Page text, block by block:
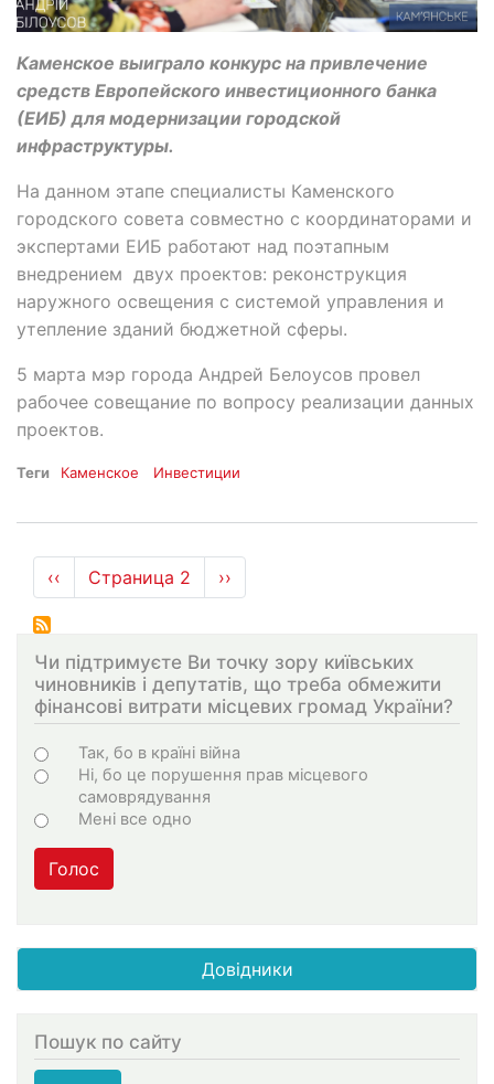
Каменское выиграло конкурс на привлечение
средств Европейского инвестиционного банка
(ЕИБ) для модернизации городской
инфраструктуры.
На данном этапе специалисты Каменского
городского совета совместно с координаторами и
экспертами ЕИБ работают над поэтапным
внедрением двух проектов: реконструкция
наружного освещения с системой управления и
утепление зданий бюджетной сферы.
5 марта мэр города Андрей Белоусов провел
рабочее совещание по вопросу реализации данных
проектов.
Теги Каменское Инвестиции
Нумерация
страниц
←
‹‹ Страница 2
Следующая
страница
››
Чи підтримуєте Ви точку зору київських
чиновників і депутатів, що треба обмежити
фінансові витрати місцевих громад України?
Choices
Так, бо в країні війна
Ні, бо це порушення прав місцевого
самоврядування
Мені все одно
Голос
Довідники
Пошук по сайту